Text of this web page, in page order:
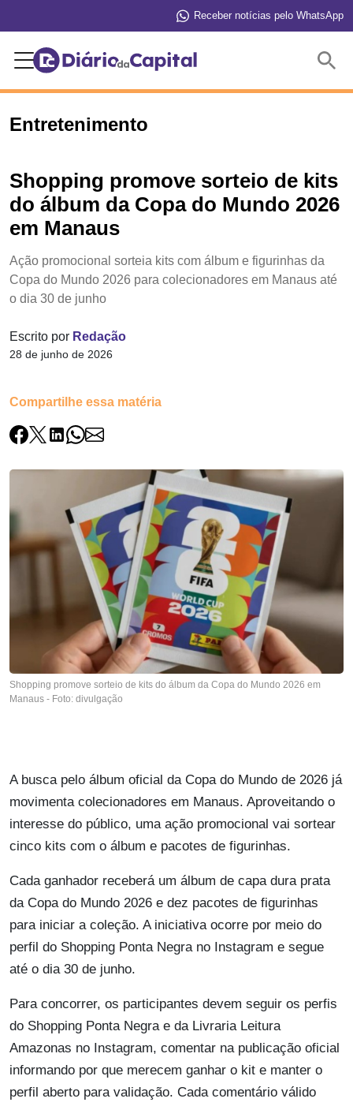
Receber notícias pelo WhatsApp
Entretenimento
Shopping promove sorteio de kits
do álbum da Copa do Mundo 2026
em Manaus
Ação promocional sorteia kits com álbum e figurinhas da
Copa do Mundo 2026 para colecionadores em Manaus até
o dia 30 de junho
Escrito por Redação
28 de junho de 2026
Compartilhe essa matéria
Shopping promove sorteio de kits do álbum da Copa do Mundo 2026 em
Manaus - Foto: divulgação
A busca pelo álbum oficial da Copa do Mundo de 2026 já
movimenta colecionadores em Manaus. Aproveitando o
interesse do público, uma ação promocional vai sortear
cinco kits com o álbum e pacotes de figurinhas.
Cada ganhador receberá um álbum de capa dura prata
da Copa do Mundo 2026 e dez pacotes de figurinhas
para iniciar a coleção. A iniciativa ocorre por meio do
perfil do Shopping Ponta Negra no Instagram e segue
até o dia 30 de junho.
Para concorrer, os participantes devem seguir os perfis
do Shopping Ponta Negra e da Livraria Leitura
Amazonas no Instagram, comentar na publicação oficial
informando por que merecem ganhar o kit e manter o
perfil aberto para validação. Cada comentário válido